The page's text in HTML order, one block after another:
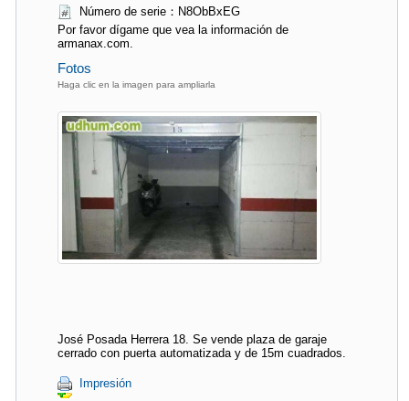
Número de serie：N8ObBxEG
Por favor dígame que vea la información de
armanax.com.
Fotos
Haga clic en la imagen para ampliarla
José Posada Herrera 18. Se vende plaza de garaje
cerrado con puerta automatizada y de 15m cuadrados.
Impresión